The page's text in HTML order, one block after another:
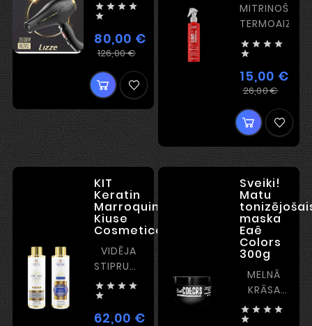
   

80,00 €
126,00 €
Ierastā
cena
Cena
MITRINOŠA
   

15,00 €
26,00 €
cena
Cena
KIT
Keratin
Marroquina
Kiuse
Cosmeticos,2*1L
VIDĒJA
STIPRUMA
KERATĪNS
   

62,00 €
Sveiki!
Matu
maska
Eaê
Colors
300g
MELNĀ
KRĀSA
EFEKTS
2.5 - 4
   
